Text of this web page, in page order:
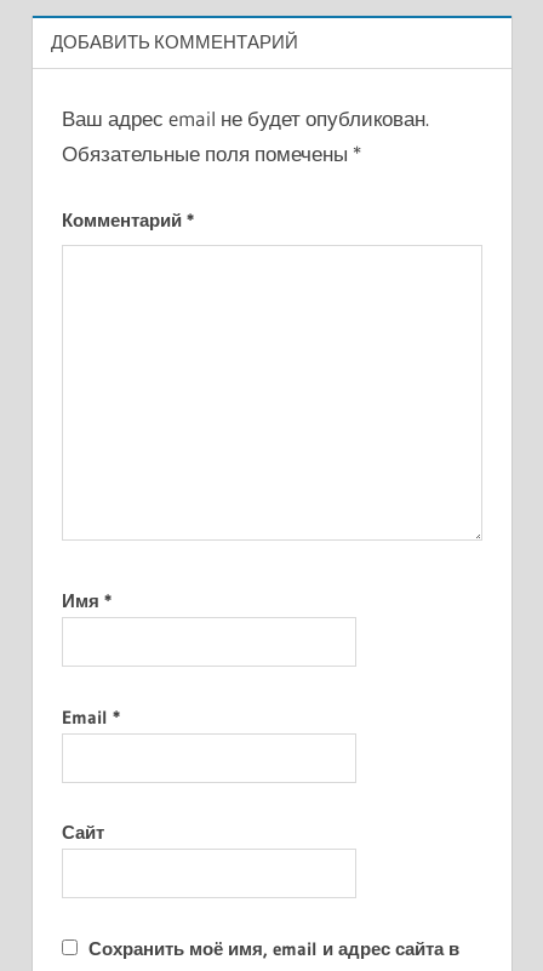
ДОБАВИТЬ КОММЕНТАРИЙ
Ваш адрес email не будет опубликован.
Обязательные поля помечены *
Комментарий *
Имя *
Email *
Сайт
Сохранить моё имя, email и адрес сайта в